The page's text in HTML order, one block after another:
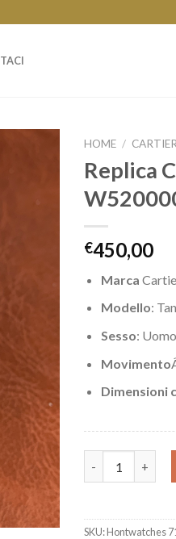
HOME / CARTIER
Replica
€450,00
Marca
Modello:
Sesso: Uomo
Movimento
Dimensioni
SKU:Hontwatches